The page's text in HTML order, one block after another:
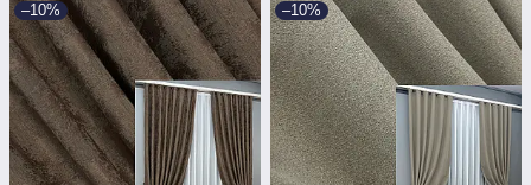
–10% –10%